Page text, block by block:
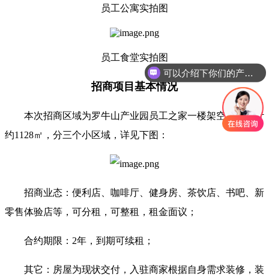
员工公寓实拍图
员工食堂实拍图
招商项目基本情况
本次招商区域为罗牛山产业园员工之家一楼架空层，合计
约1128㎡，分三个小区域，详见下图：
招商业态：便利店、咖啡厅、健身房、茶饮店、书吧、新
零售体验店等，可分租，可整租，租金面议；
合约期限：2年，到期可续租；
其它：房屋为现状交付，入驻商家根据自身需求装修，装
可以介绍下你们的产品么